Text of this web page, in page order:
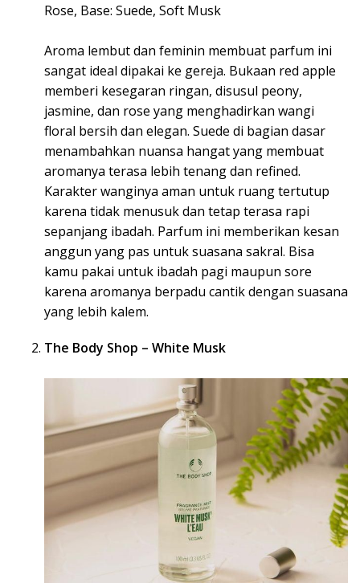
Rose, Base: Suede, Soft Musk
Aroma lembut dan feminin membuat parfum ini
sangat ideal dipakai ke gereja. Bukaan red apple
memberi kesegaran ringan, disusul peony,
jasmine, dan rose yang menghadirkan wangi
floral bersih dan elegan. Suede di bagian dasar
menambahkan nuansa hangat yang membuat
aromanya terasa lebih tenang dan refined.
Karakter wanginya aman untuk ruang tertutup
karena tidak menusuk dan tetap terasa rapi
sepanjang ibadah. Parfum ini memberikan kesan
anggun yang pas untuk suasana sakral. Bisa
kamu pakai untuk ibadah pagi maupun sore
karena aromanya berpadu cantik dengan suasana
yang lebih kalem.
The Body Shop – White Musk